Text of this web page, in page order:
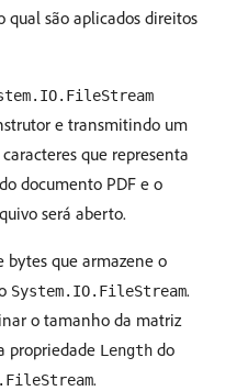
qual são aplicados direitos
e transmitindo um
que representa
documento PDF e o
será aberto.
bytes que armazene o
System.IO.FileStream.
o tamanho da matriz
propriedade Length do
.